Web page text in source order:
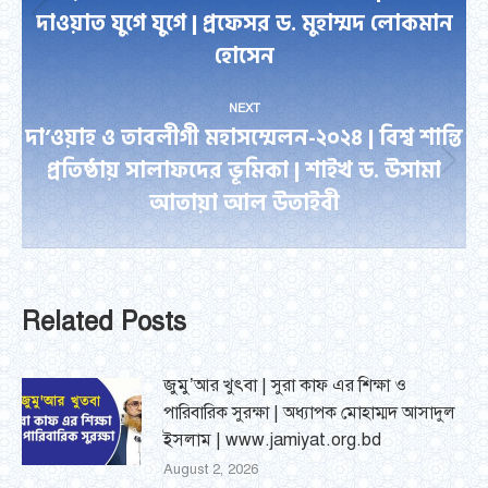
Previous
post:
দাওয়াত যুগে যুগে | প্রফেসর ড. মুহাম্মদ লোকমান
হোসেন
NEXT
Next
post:
দা’ওয়াহ ও তাবলীগী মহাসম্মেলন-২০২৪ | বিশ্ব শান্তি
প্রতিষ্ঠায় সালাফদের ভূমিকা | শাইখ ড. উসামা
আতায়া আল উতাইবী
Related Posts
জুমু’আর খুৎবা | সুরা কাফ এর শিক্ষা ও
পারিবারিক সুরক্ষা | অধ্যাপক মোহাম্মদ আসাদুল
ইসলাম | www.jamiyat.org.bd
August 2, 2026